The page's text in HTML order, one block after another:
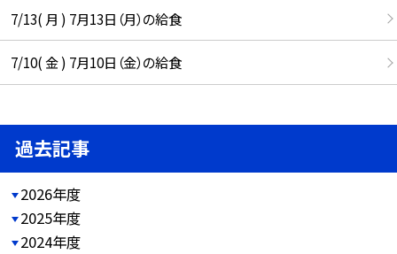
7/13( 月 ) 7月13日（月）の給食
7/10( 金 ) 7月10日（金）の給食
過去記事
2026年度
2025年度
2024年度